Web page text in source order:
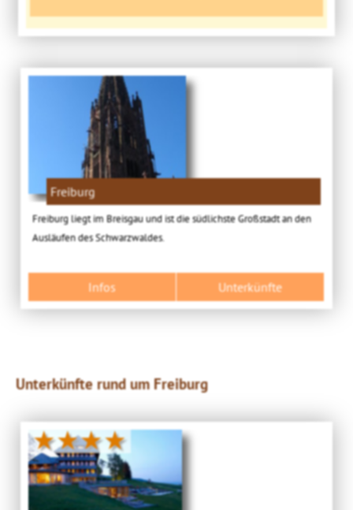
Freiburg
Freiburg liegt im Breisgau und ist die südlichste Großstadt an den
Ausläufen des Schwarzwaldes.
Infos Unterkünfte
Unterkünfte rund um Freiburg
★★★★